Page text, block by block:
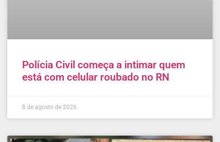
Polícia Civil começa a intimar quem
está com celular roubado no RN
8 de agosto de 2026